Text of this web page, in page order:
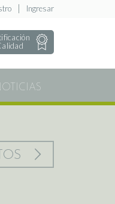
Ingresar